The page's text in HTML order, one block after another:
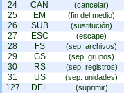
24 CAN (cancelar)
25 EM (fin del medio)
26 SUB (sustitución)
27 ESC (escape)
28 FS (sep. archivos)
29 GS (sep. grupos)
30 RS (sep. registros)
31 US (sep. unidades)
127 DEL (suprimir)